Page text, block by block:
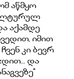
აწმყო
აქამდე
იმით
კი ბევრ
და